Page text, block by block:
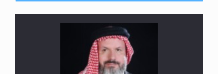
إتمام حفظ القرآن الكريم لثلاثة طلاب من مدرسة الحفظ